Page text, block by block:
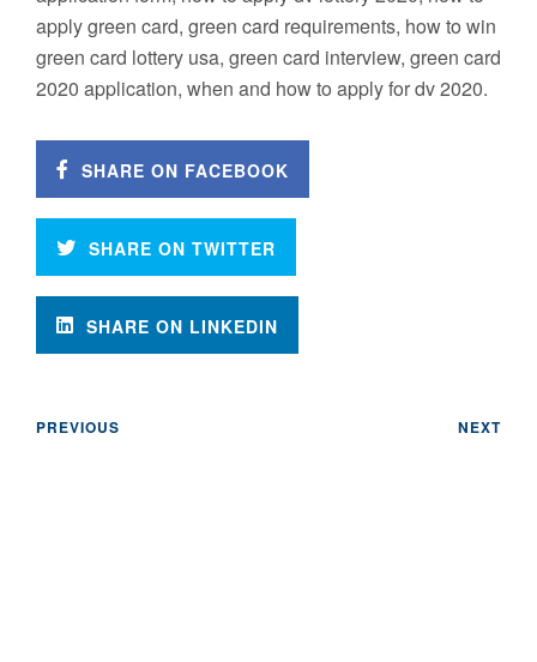
apply green card, green card requirements, how to win
green card lottery usa, green card interview, green card
2020 application, when and how to apply for dv 2020.
SHARE ON FACEBOOK
SHARE ON TWITTER
SHARE ON LINKEDIN
PREVIOUS NEXT